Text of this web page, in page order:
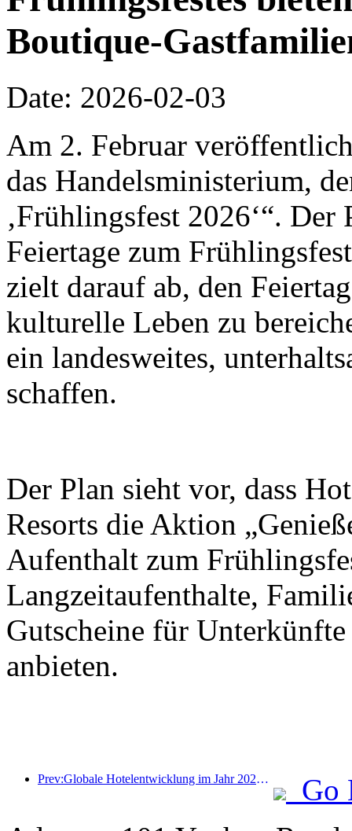
Boutique-
Date: 2026-02-03
Am 2. Februar
das Handelsministerium,
‚Frühlingsfest 2026‘“.
Feiertage zum
zielt darauf ab, den
kulturelle Leben zu
ein landesweites,
schaffen.
Der Plan sieht vor, dass
Resorts die Aktion
Aufenthalt zum
Langzeitaufenthalte,
Gutscheine für
anbieten.
Prev:Globale Hotelentwicklung im Jahr 2026: Shanghai belegt Platz eins bei der Anzahl neuer Zimmer
Go